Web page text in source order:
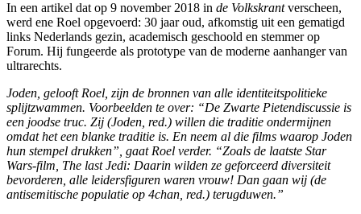
In een artikel dat op 9 november 2018 in de Volkskrantverscheen,
werd ene Roel opgevoerd: 30 jaar oud, afkomstig uit een gematigd
links Nederlands gezin, academisch geschoold en stemmer op
Forum. Hij fungeerde als prototype van de moderne aanhanger van
ultrarechts.
Joden, gelooft Roel, zijn de bronnen van alle identiteitspolitieke
splijtzwammen. Voorbeelden te over: “De Zwarte Pietendiscussie is
een joodse truc. Zij (Joden, red.) willen die traditie ondermijnen
omdat het een blanke traditie is. En neem al die films waarop Joden
hun stempel drukken”, gaat Roel verder. “Zoals de laatste Star
Wars-film, The last Jedi: Daarin wilden ze geforceerd diversiteit
bevorderen, alle leidersfiguren waren vrouw! Dan gaan wij (de
antisemitische populatie op 4chan, red.) terugduwen.”